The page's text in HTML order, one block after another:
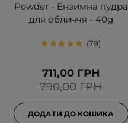
Powder - Ензимна пудра
для обличчя - 40g
79
790,00 ГРН
711,00 ГРН
ДОДАТИ ДО КОШИКА